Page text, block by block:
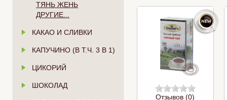
ТЯНЬ ЖЕНЬ
ДРУГИЕ...
КАКАО И СЛИВКИ
КАПУЧИНО (В Т.Ч. 3 В 1)
ЦИКОРИЙ
ШОКОЛАД
Отзывов (0)